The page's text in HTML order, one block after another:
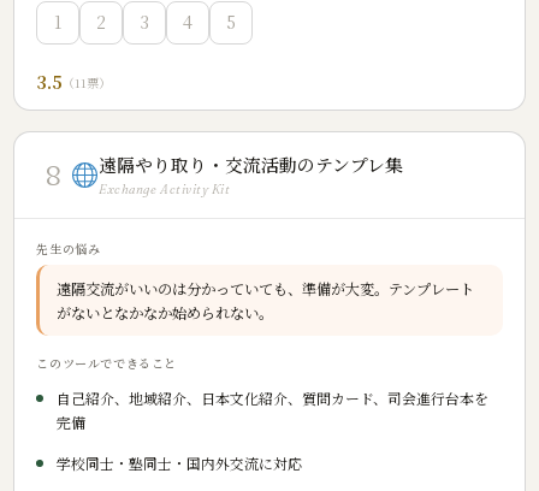
1 2 3 4 5
3.5 （11票）
8 遠隔やり取り・交流活動のテンプレ集
Exchange Activity Kit
先生の悩み
遠隔交流がいいのは分かっていても、準備が大変。テンプレート
がないとなかなか始められない。
このツールでできること
自己紹介、地域紹介、日本文化紹介、質問カード、司会進行台本を
完備
学校同士・塾同士・国内外交流に対応